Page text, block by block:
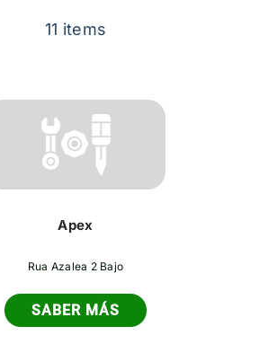
11 items
Apex
Rua Azalea 2 Bajo
SABER MÁS